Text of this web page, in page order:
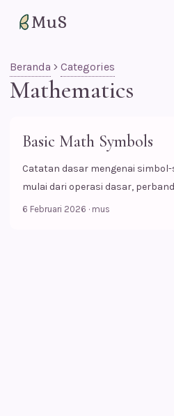
MuS
Beranda Categories
Mathematics
Basic Math Symbols
Catatan dasar mengenai
mulai dari operasi dasar,
desimal.
6 Februari 2026 · mus